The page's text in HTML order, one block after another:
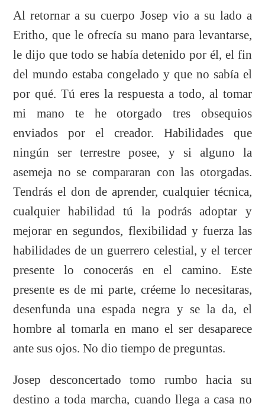
Al retornar a su cuerpo Josep vio a su lado a
Eritho, que le ofrecía su mano para levantarse,
le dijo que todo se había detenido por él, el fin
del mundo estaba congelado y que no sabía el
por qué. Tú eres la respuesta a todo, al tomar
mi mano te he otorgado tres obsequios
enviados por el creador. Habilidades que
ningún ser terrestre posee, y si alguno la
asemeja no se compararan con las otorgadas.
Tendrás el don de aprender, cualquier técnica,
cualquier habilidad tú la podrás adoptar y
mejorar en segundos, flexibilidad y fuerza las
habilidades de un guerrero celestial, y el tercer
presente lo conocerás en el camino. Este
presente es de mi parte, créeme lo necesitaras,
desenfunda una espada negra y se la da, el
hombre al tomarla en mano el ser desaparece
ante sus ojos. No dio tiempo de preguntas.
Josep desconcertado tomo rumbo hacia su
destino a toda marcha, cuando llega a casa no